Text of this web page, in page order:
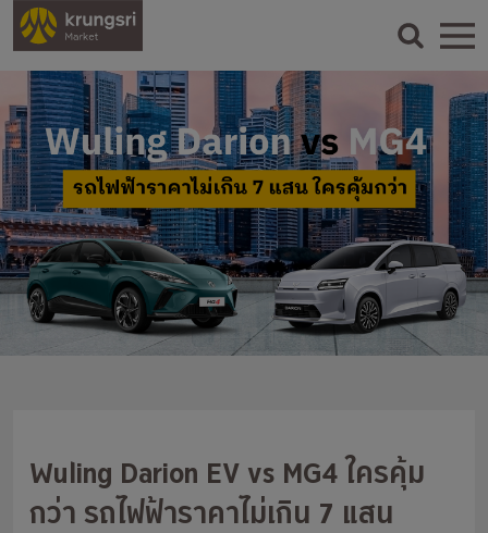
Wuling Darion EV vs MG4 ใครคุ้ม
กว่า รถไฟฟ้าราคาไม่เกิน 7 แสน